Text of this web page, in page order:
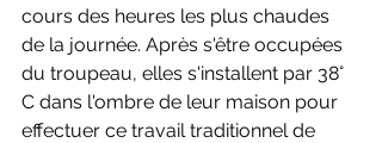
cours des heures les plus chaudes
de la journée. Après s'être occupées
du troupeau, elles s'installent par 38°
C dans l'ombre de leur maison pour
effectuer ce travail traditionnel de